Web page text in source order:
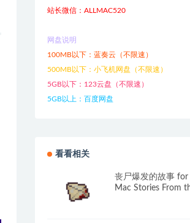
站长微信：ALLMAC520
网盘说明
100MB以下：蓝奏云（不限速）
500MB以下：小飞机网盘（不限速）
5GB以下：123云盘（不限速）
5GB以上：百度网盘
看看相关
丧尸爆发的故事 for
Mac Stories From